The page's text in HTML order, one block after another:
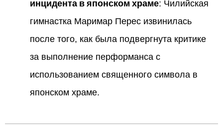
инцидента в японском храме: Чилийская
гимнастка Маримар Перес извинилась
после того, как была подвергнута критике
за выполнение перформанса с
использованием священного символа в
японском храме.